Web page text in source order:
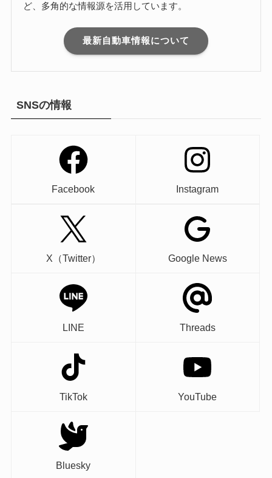
ど、多角的な情報源を活用しています。
最新自動車情報について
SNSの情報
Facebook Instagram
X（Twitter） Google News
LINE Threads
TikTok YouTube
Bluesky